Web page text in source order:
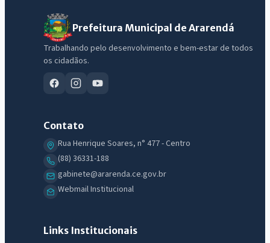
Prefeitura Municipal de Ararendá
Trabalhando pelo desenvolvimento e bem-estar de todos
os cidadãos.
Contato
Rua Henrique Soares, n° 477 - Centro
(88) 36331-188
gabinete@ararenda.ce.gov.br
Webmail Institucional
Links Institucionais
IntGest AI
Assistente do Portal
Olá. Pergunte sobre serviços, notícias, legislação, Diário Oficial,
Licitações abertas Carta de serviços